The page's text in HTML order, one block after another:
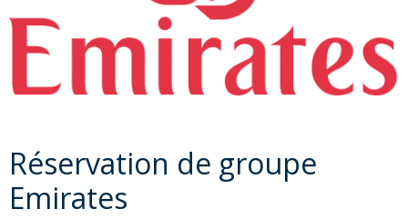
Réservation de groupe
Emirates